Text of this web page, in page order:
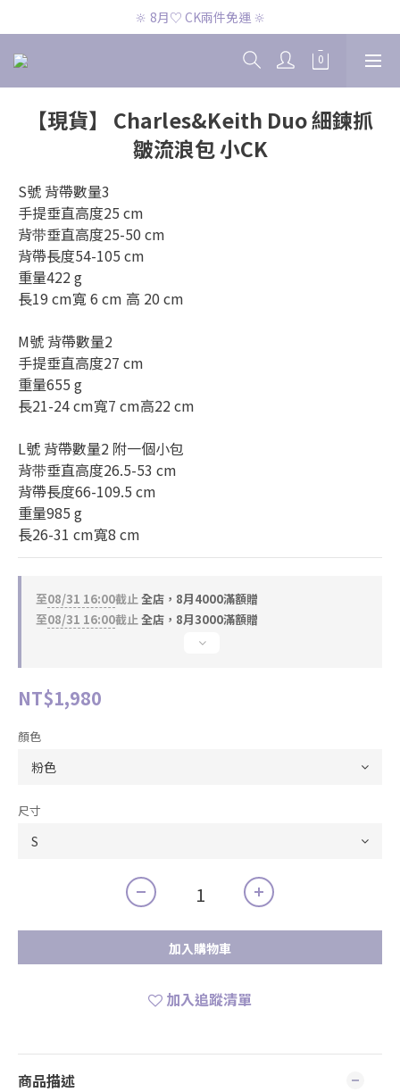
🔆 8月♡ CK兩件免運 🔆
🔆 8月♡ CK兩件免運 🔆
🔆 8月♡ 官網滿2000即免運 🔆
🔆 8月♡ CK兩件免運 🔆
【現貨】 Charles&Keith Duo 細鍊抓
皺流浪包 小CK
S號 背帶數量3
手提垂直高度25 cm
背带垂直高度25-50 cm
背帶長度54-105 cm
重量422 g
長19 cm寬 6 cm 高 20 cm
M號 背帶數量2
手提垂直高度27 cm
重量655 g
長21-24 cm寬7 cm高22 cm
L號 背帶數量2 附一個小包
背带垂直高度26.5-53 cm
背帶長度66-109.5 cm
重量985 g
長26-31 cm寬8 cm
至08/31 16:00截止全店，8月4000滿額贈
至08/31 16:00截止全店，8月3000滿額贈
NT$1,980
顏色
尺寸
加入購物車
加入追蹤清單
商品描述